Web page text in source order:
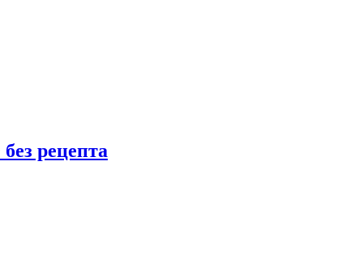
рецепта